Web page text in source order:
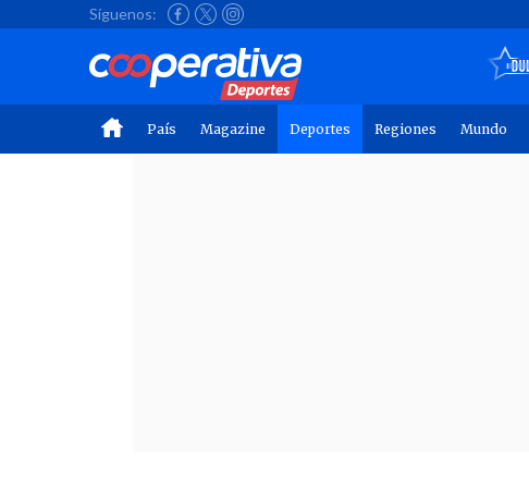
Síguenos:
País Magazine Deportes Regiones Mundo